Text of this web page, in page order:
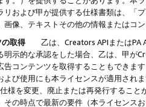
リおよび甲が提供する仕様書類は、「
画像、テキストその他の情報またはコ
の取得
乙は、Creators APIまたはPA
明示的な承認をした場合、乙は、甲が
告コンテンツを取得することもできま
よび使用にも本ライセンスが適用され
様を変更、廃止または再発行するこ
その時点で最新の要件（本ライセン